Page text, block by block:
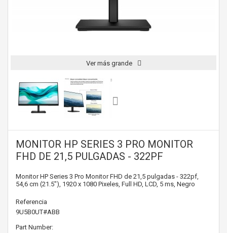
Ver más grande
MONITOR HP SERIES 3 PRO MONITOR
FHD DE 21,5 PULGADAS - 322PF
Monitor HP Series 3 Pro Monitor FHD de 21,5 pulgadas - 322pf,
54,6 cm (21.5"), 1920 x 1080 Pixeles, Full HD, LCD, 5 ms, Negro
Referencia
9U5B0UT#ABB
Part Number: